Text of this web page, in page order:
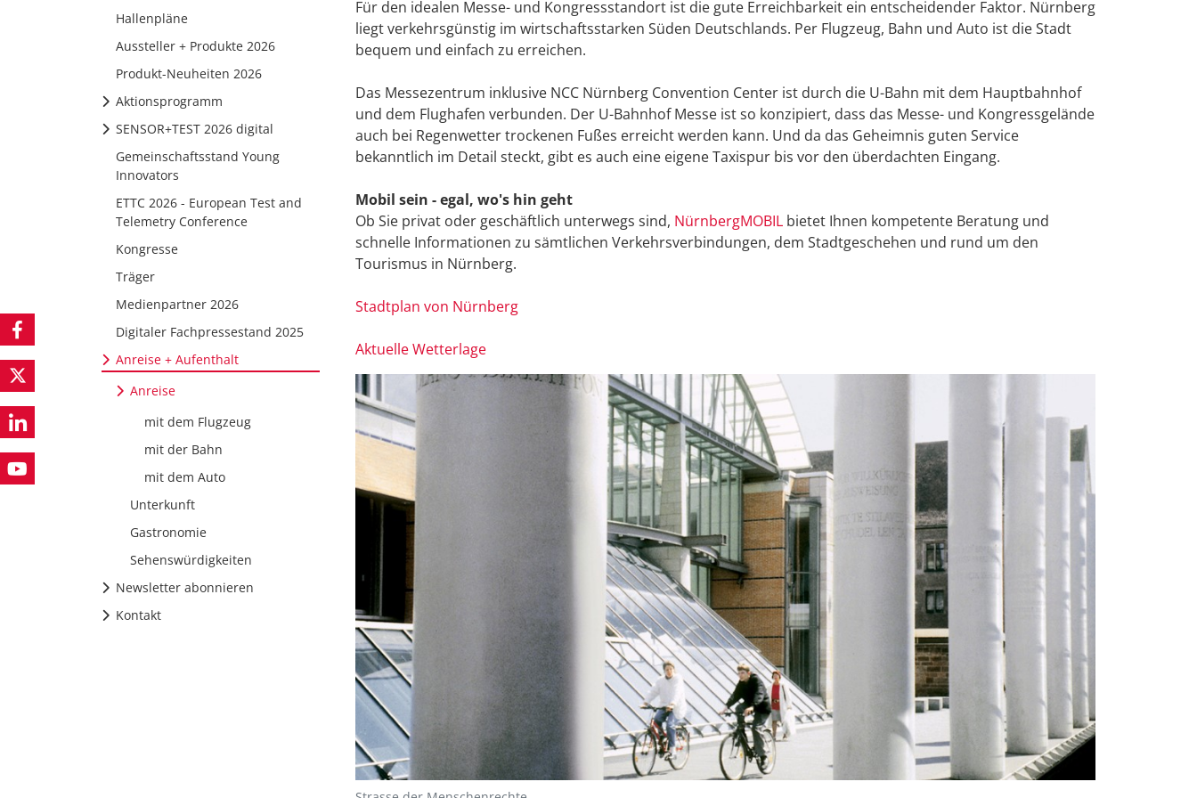
Hallenpläne
Aussteller + Produkte 2026
Produkt-Neuheiten 2026
Aktionsprogramm
SENSOR+TEST 2026 digital
Gemeinschaftsstand Young
Innovators
ETTC 2026 - European Test and
Telemetry Conference
Kongresse
Träger
Medienpartner 2026
Digitaler Fachpressestand 2025
Anreise + Aufenthalt
Anreise
mit dem Flugzeug
mit der Bahn
mit dem Auto
Unterkunft
Gastronomie
Sehenswürdigkeiten
Newsletter abonnieren
Kontakt
Für den idealen Messe- und Kongressstandort ist die gute Erreichbarkeit ein entscheidender Faktor. Nürnberg
liegt verkehrsgünstig im wirtschaftsstarken Süden Deutschlands. Per Flugzeug, Bahn und Auto ist die Stadt
bequem und einfach zu erreichen.
Das Messezentrum inklusive NCC Nürnberg Convention Center ist durch die U-Bahn mit dem Hauptbahnhof
und dem Flughafen verbunden. Der U-Bahnhof Messe ist so konzipiert, dass das Messe- und Kongressgelände
auch bei Regenwetter trockenen Fußes erreicht werden kann. Und da das Geheimnis guten Service
bekanntlich im Detail steckt, gibt es auch eine eigene Taxispur bis vor den überdachten Eingang.
Mobil sein - egal, wo's hin geht
Ob Sie privat oder geschäftlich unterwegs sind, NürnbergMOBIL bietet Ihnen kompetente Beratung und
schnelle Informationen zu sämtlichen Verkehrsverbindungen, dem Stadtgeschehen und rund um den
Tourismus in Nürnberg.
Stadtplan von Nürnberg
Aktuelle Wetterlage